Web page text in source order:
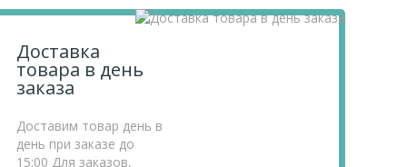
Доставка
товара в день
заказа
Доставим товар день в
день при заказе до
15:00 Для заказов,